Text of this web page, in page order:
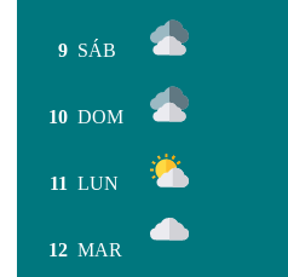
9 SÁB
10 DOM
11 LUN
12 MAR